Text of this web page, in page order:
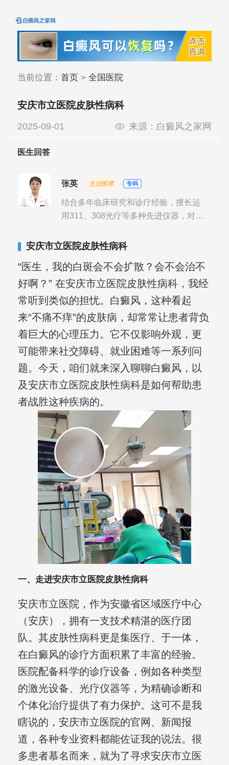
当前位置： 首页> 全国医院
安庆市立医院皮肤性病科
2025-09-01 来源： 白癜风之家网
医生回答
张英 主治医师 专科
结合多年临床研究和诊疗经验，擅长运
用311、308光疗等多种先进仪器，对不
其对女性银屑病、顽固性银屑病、全身
验。
安庆市立医院皮肤性病科
“医生，我的白斑会不会扩散？会不会治不
好啊？” 在安庆市立医院皮肤性病科，我经
常听到类似的担忧。白癜风，这种看起
来“不痛不痒”的皮肤病，却常常让患者背负
着巨大的心理压力。它不仅影响外观，更
可能带来社交障碍、就业困难等一系列问
题。今天，咱们就来深入聊聊白癜风，以
及安庆市立医院皮肤性病科是如何帮助患
者战胜这种疾病的。
一、走进安庆市立医院皮肤性病科
安庆市立医院，作为安徽省区域医疗中心
（安庆），拥有一支技术精湛的医疗团
队。其皮肤性病科更是集医疗、于一体，
在白癜风的诊疗方面积累了丰富的经验。
医院配备科学的诊疗设备，例如各种类型
的激光设备、光疗仪器等，为精确诊断和
个体化治疗提供了有力保护。这可不是我
瞎说的，安庆市立医院的官网、新闻报
道，各种专业资料都能佐证我的说法。很
多患者慕名而来，就为了寻求安庆市立医